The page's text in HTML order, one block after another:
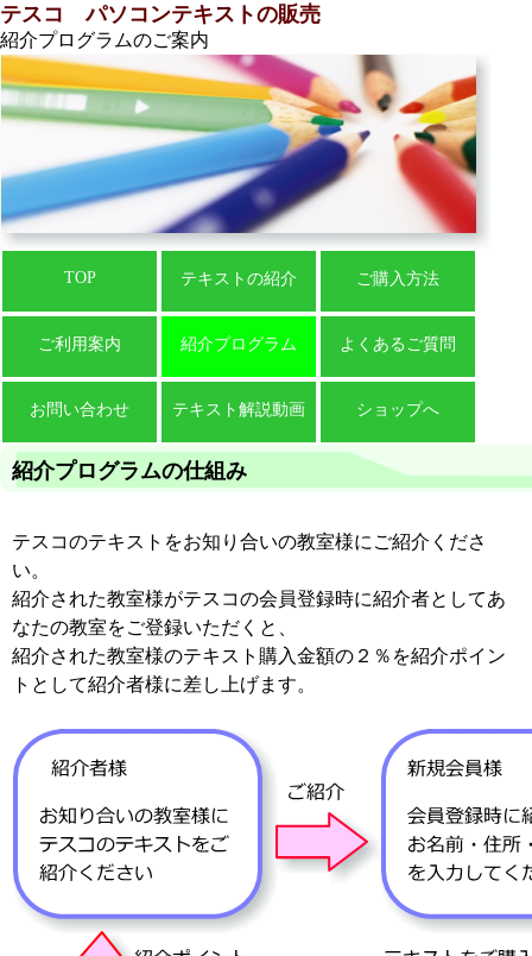
テスコ パソコンテキストの販売
紹介プログラムのご案内
TOP テキストの紹介 ご購入方法
ご利用案内 紹介プログラム よくあるご質問
お問い合わせ テキスト解説動画 ショップへ
紹介プログラムの仕組み
テスコのテキストをお知り合いの教室様にご紹介くださ
い。
紹介された教室様がテスコの会員登録時に紹介者としてあ
なたの教室をご登録いただくと、
紹介された教室様のテキスト購入金額の２％を紹介ポイン
トとして紹介者様に差し上げます。